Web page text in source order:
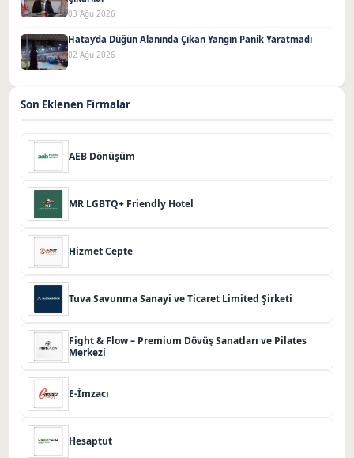
03 Ağu 2026
Hatay’da Düğün Alanında Çıkan Yangın Panik Yaratmadı
02 Ağu 2026
Son Eklenen Firmalar
AEB Dönüşüm
MR LGBTQ+ Friendly Hotel
Hizmet Cepte
Tuva Savunma Sanayi ve Ticaret Limited Şirketi
Fight & Flow – Premium Dövüş Sanatları ve Pilates
Merkezi
E-İmzacı
Hesaptut